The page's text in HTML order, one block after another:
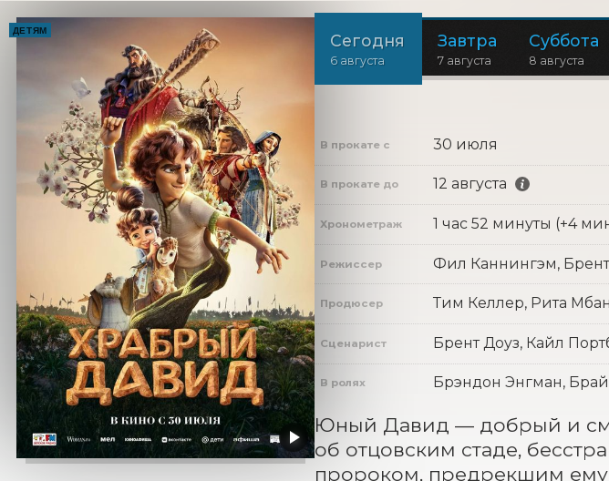
ДЕТЯМ
Сегодня
6 августа
Завтра
7 августа
Суббота
8 августа
В прокате с 30 июля
В прокате до 12 августа
Хронометраж 1 час 52 минуты (+4
Режиссер Фил Каннингэм,
Продюсер Тим Келлер, Рита
Сценарист Брент Доуз, Кайл
В ролях Брэндон Энгман,
Юный Давид — добрый и
об отцовским стаде,
пророком, предрекшим